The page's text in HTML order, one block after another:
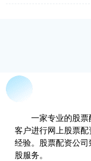
一家专业的股
客户进行网上股票
经验。股票配资公
股服务。